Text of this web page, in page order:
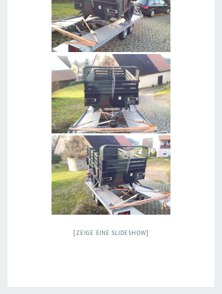
[ZEIGE EINE SLIDESHOW]